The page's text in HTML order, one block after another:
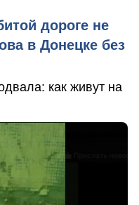
дороге не
в Донецке без
как живут на